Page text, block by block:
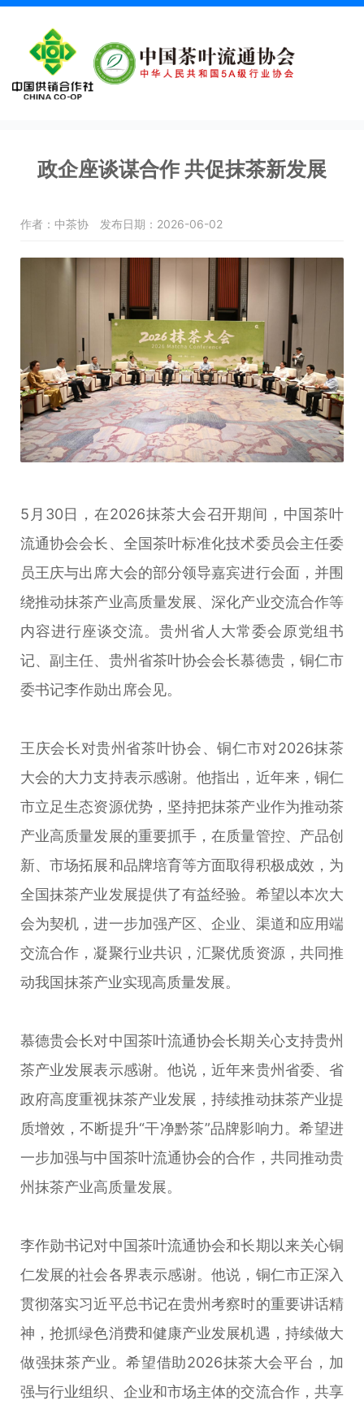
政企座谈谋合作 共促抹茶新发展
作者：中茶协 发布日期：2026-06-02
5月30日，在2026抹茶大会召开期间，中国茶叶
流通协会会长、全国茶叶标准化技术委员会主任委
员王庆与出席大会的部分领导嘉宾进行会面，并围
绕推动抹茶产业高质量发展、深化产业交流合作等
内容进行座谈交流。贵州省人大常委会原党组书
记、副主任、贵州省茶叶协会会长慕德贵，铜仁市
委书记李作勋出席会见。
王庆会长对贵州省茶叶协会、铜仁市对2026抹茶
大会的大力支持表示感谢。他指出，近年来，铜仁
市立足生态资源优势，坚持把抹茶产业作为推动茶
产业高质量发展的重要抓手，在质量管控、产品创
新、市场拓展和品牌培育等方面取得积极成效，为
全国抹茶产业发展提供了有益经验。希望以本次大
会为契机，进一步加强产区、企业、渠道和应用端
交流合作，凝聚行业共识，汇聚优质资源，共同推
动我国抹茶产业实现高质量发展。
慕德贵会长对中国茶叶流通协会长期关心支持贵州
茶产业发展表示感谢。他说，近年来贵州省委、省
政府高度重视抹茶产业发展，持续推动抹茶产业提
质增效，不断提升“干净黔茶”品牌影响力。希望进
一步加强与中国茶叶流通协会的合作，共同推动贵
州抹茶产业高质量发展。
李作勋书记对中国茶叶流通协会和长期以来关心铜
仁发展的社会各界表示感谢。他说，铜仁市正深入
贯彻落实习近平总书记在贵州考察时的重要讲话精
神，抢抓绿色消费和健康产业发展机遇，持续做大
做强抹茶产业。希望借助2026抹茶大会平台，加
强与行业组织、企业和市场主体的交流合作，共享